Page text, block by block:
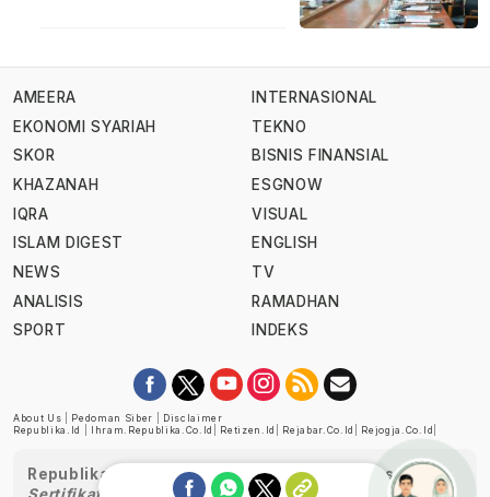
AMEERA
EKONOMI SYARIAH
SKOR
KHAZANAH
IQRA
ISLAM DIGEST
NEWS
ANALISIS
SPORT
INTERNASIONAL
TEKNO
BISNIS FINANSIAL
ESGNOW
VISUAL
ENGLISH
TV
RAMADHAN
INDEKS
About Us Pedoman Siber
Disclaimer
Republika.id
Ihram.republika.co.id Retizen.id Rejabar.co.id Rejogja.co.id
Republika telah diverifikasi oleh Dewan Pers
Sertifikat Nomor 1058/DP-Verifikasi/K/XII/2022